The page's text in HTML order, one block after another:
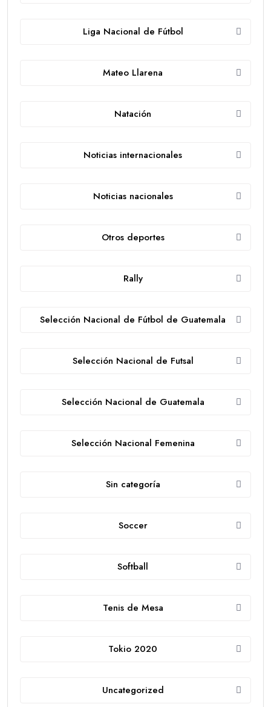
Liga Nacional de Fútbol
Mateo Llarena
Natación
Noticias internacionales
Noticias nacionales
Otros deportes
Rally
Selección Nacional de Fútbol de Guatemala
Selección Nacional de Futsal
Selección Nacional de Guatemala
Selección Nacional Femenina
Sin categoría
Soccer
Softball
Tenis de Mesa
Tokio 2020
Uncategorized